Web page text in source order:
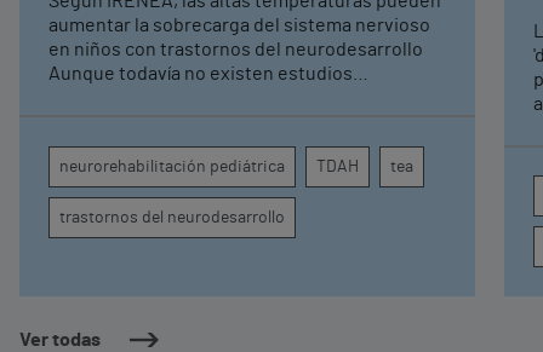
Ver todas
neurorrehabilitación
pediátrica de Vithas
aumentar la sobrecarga del sistema nervioso
en niños con trastornos del neurodesarrollo
Aunque todavía no existen estudios
atención, la regulación emocional y la
conducta
neurorehabilitación pediátrica TDAH tea
trastornos del neurodesarrollo